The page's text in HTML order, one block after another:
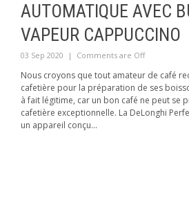
AUTOMATIQUE AVEC
VAPEUR CAPPUCCINO
03 Sep 2020 | Comments are Off
Nous croyons que tout amateur de café
cafetière pour la préparation de ses
à fait légitime, car un bon café ne peut se
cafetière exceptionnelle. La DeLonghi
un appareil conçu...